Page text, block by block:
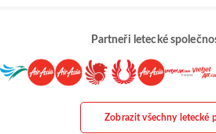
Partneři letecké
Zobrazit všechny letecké